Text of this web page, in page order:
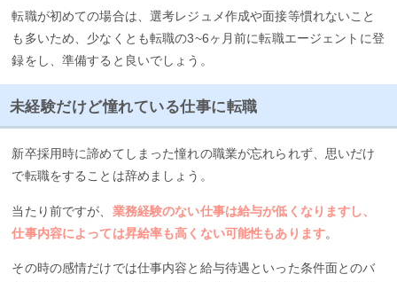
転職が初めての場合は、選考レジュメ作成や面接等慣れないこと
も多いため、少なくとも転職の3~6ヶ月前に転職エージェントに登
録をし、準備すると良いでしょう。
未経験だけど憧れている仕事に転職
新卒採用時に諦めてしまった憧れの職業が忘れられず、思いだけ
で転職をすることは辞めましょう。
当たり前ですが、 業務経験のない仕事は給与が低くなりますし、
仕事内容によっては昇給率も高くない可能性もあります。
その時の感情だけでは仕事内容と給与待遇といった条件面とのバ